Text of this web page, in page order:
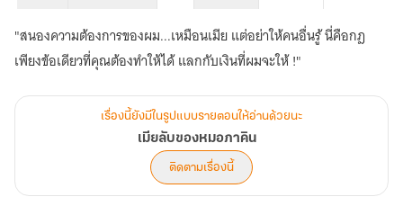
น
"สนองความต้องการของผม...เหมือนเมีย แต่อย่าให้คนอื่นรู้ นี่คือกฎ
เพียงข้อเดียวที่คุณต้องทำให้ได้ แลกกับเงินที่ผมจะให้ !"
เรื่องนี้ยังมีในรูปแบบรายตอนให้อ่านด้วยนะ
เมียลับของหมอภาคิน
ติดตามเรื่องนี้